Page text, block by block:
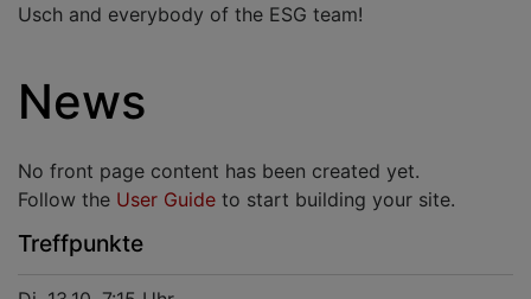
Usch and everybody of the ESG team!
News
No front page content has been created yet.
Follow the User Guide to start building your site.
Treffpunkte